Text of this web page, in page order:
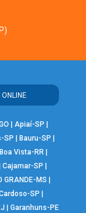
ONLINE
Apiaí-SP
SP Bauru-SP
Boa Vista-RR
Cajamar-SP
GRANDE-MS
SP
Garanhuns-PE